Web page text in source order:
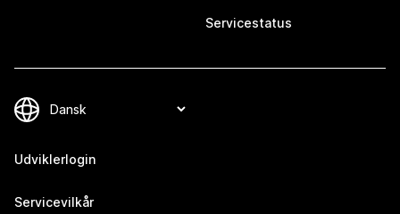
Servicestatus
Udviklerlogin
Servicevilkår